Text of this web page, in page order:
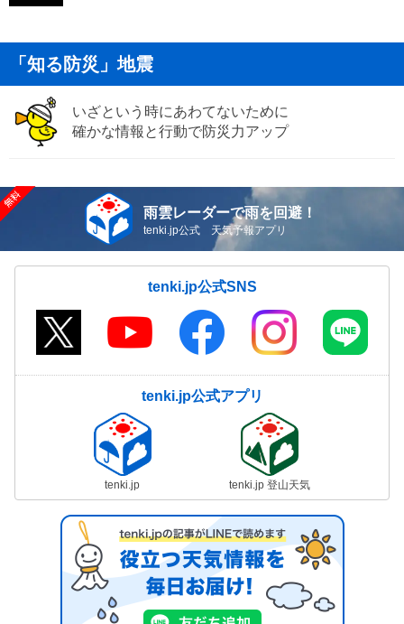
「知る防災」地震
いざという時にあわてないために
確かな情報と行動で防災力アップ
雨雲レーダーで雨を回避！
tenki.jp公式 天気予報アプリ
tenki.jp公式SNS
tenki.jp公式アプリ
tenki.jp tenki.jp 登山天気